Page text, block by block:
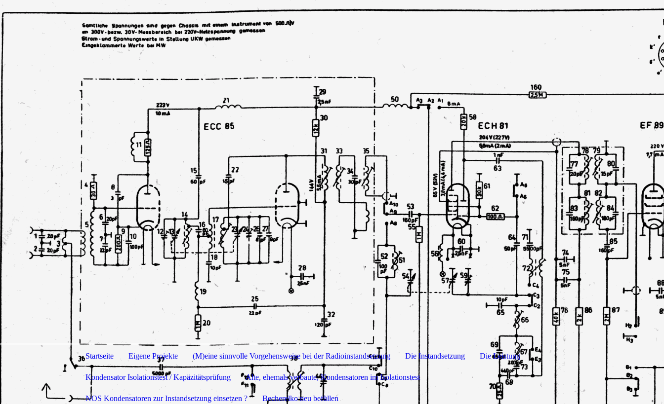
Startseite Eigene Projekte (M)eine sinnvolle Vorgehensweise bei der Radioinstandsetzung Die Instandsetzung Die Leistung
Kondensator Isolationstest / Kapäzitätsprüfung Alte, ehemals verbaute, Kondensatoren im Isolationstest
NOS Kondensatoren zur Instandsetzung einsetzen ? Becherelko neu befüllen